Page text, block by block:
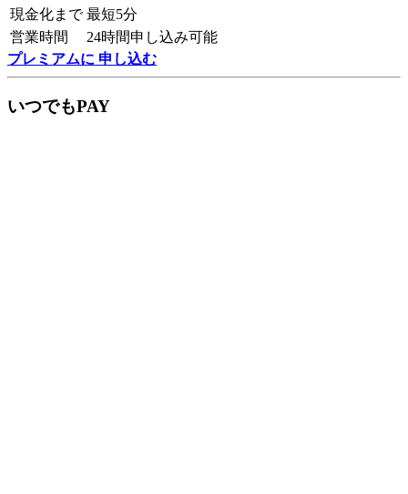
現金化まで 最短5分
営業時間
24時間申し込み可能
プレミアムに 申し込む
いつでもPAY